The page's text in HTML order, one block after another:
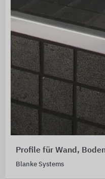
Profile für Wand,
Blanke Systems